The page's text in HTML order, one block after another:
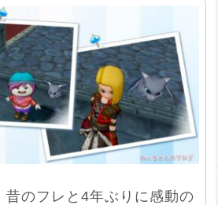
昔のフレと4年ぶりに感動の